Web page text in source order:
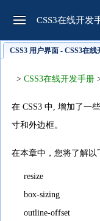
CSS3在线开发
CSS3 用户界面 - CSS3在线
> CSS3在线开发手册
在 CSS3 中, 增加了一
寸和外边框。
在本章中，您将了解以
resize
box-sizing
outline-offset